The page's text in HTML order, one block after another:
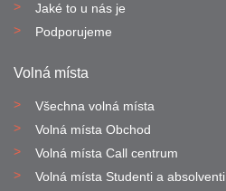
Jaké to u nás je
Podporujeme
Volná místa
Všechna volná místa
Volná místa Obchod
Volná místa Call centrum
Volná místa Studenti a absolventi